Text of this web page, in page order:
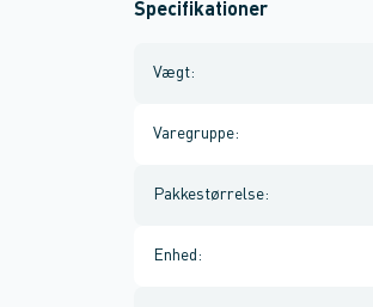
Specifikationer
Vægt:
Varegruppe:
Pakkestørrelse:
Enhed :